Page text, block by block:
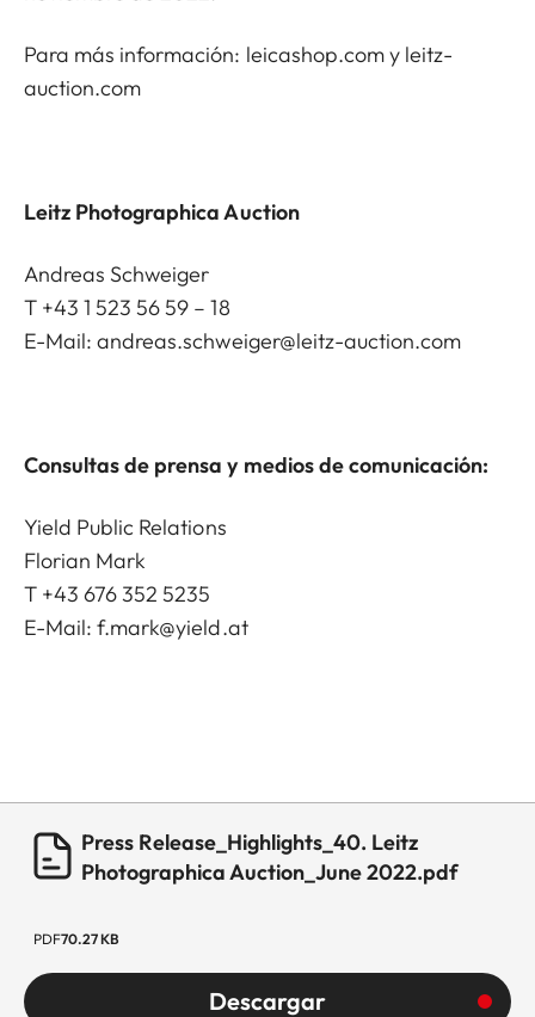
Para más información: leicashop.comy leitz-
auction.com
Leitz Photographica Auction
Andreas Schweiger
T +43 1 523 56 59 – 18
E-Mail:andreas.schweiger@leitz-auction.com
Consultas de prensa y medios de comunicación:
Yield Public Relations
Florian Mark
T +43 676 352 5235
E-Mail:f.mark@yield.at
Press Release_Highlights_40. Leitz
Photographica Auction_June 2022.pdf
PDF70.27 KB
Descargar